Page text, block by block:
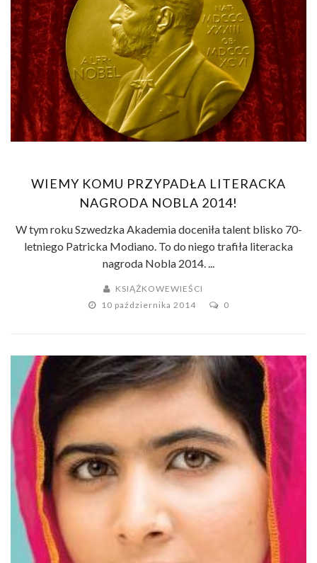
WIEMY KOMU PRZYPADŁA LITERACKA
NAGRODA NOBLA 2014!
W tym roku Szwedzka Akademia doceniła talent blisko 70-
letniego Patricka Modiano. To do niego trafiła literacka
nagroda Nobla 2014. ...
KSIĄŻKOWEWIEŚCI
10 października 2014
0